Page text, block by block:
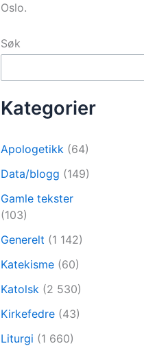
Oslo.
Søk
Kategorier
Apologetikk (64)
Data/blogg (149)
Gamle tekster
(103)
Generelt (1 142)
Katekisme (60)
Katolsk (2 530)
Kirkefedre (43)
Liturgi (1 660)